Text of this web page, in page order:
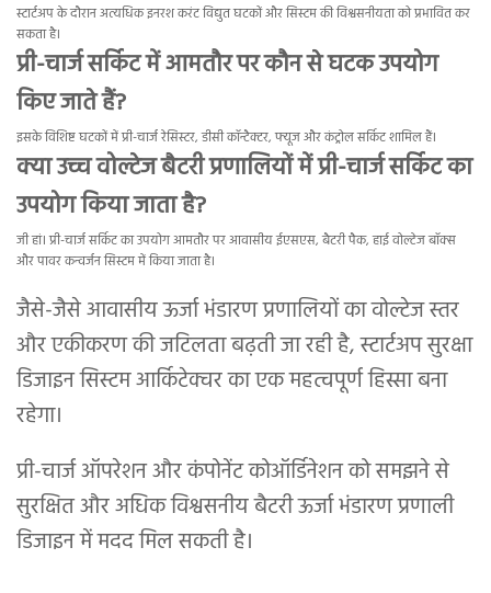
स्टार्टअप के दौरान अत्यधिक इनरश करंट विद्युत घटकों और सिस्टम की विश्वसनीयता को प्रभावित कर
सकता है।
प्री-चार्ज सर्किट में आमतौर पर कौन से घटक उपयोग
किए जाते हैं?
इसके विशिष्ट घटकों में प्री-चार्ज रेसिस्टर, डीसी कॉन्टैक्टर, फ्यूज और कंट्रोल सर्किट शामिल हैं।
क्या उच्च वोल्टेज बैटरी प्रणालियों में प्री-चार्ज सर्किट का
उपयोग किया जाता है?
जी हां। प्री-चार्ज सर्किट का उपयोग आमतौर पर आवासीय ईएसएस, बैटरी पैक, हाई वोल्टेज बॉक्स
और पावर कन्वर्जन सिस्टम में किया जाता है।
जैसे-जैसे आवासीय ऊर्जा भंडारण प्रणालियों का वोल्टेज स्तर
और एकीकरण की जटिलता बढ़ती जा रही है, स्टार्टअप सुरक्षा
डिजाइन सिस्टम आर्किटेक्चर का एक महत्वपूर्ण हिस्सा बना
रहेगा।
प्री-चार्ज ऑपरेशन और कंपोनेंट कोऑर्डिनेशन को समझने से
सुरक्षित और अधिक विश्वसनीय बैटरी ऊर्जा भंडारण प्रणाली
डिजाइन में मदद मिल सकती है।